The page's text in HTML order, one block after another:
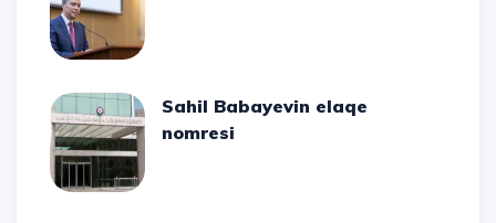
Sahil Babayevin elaqe
nomresi